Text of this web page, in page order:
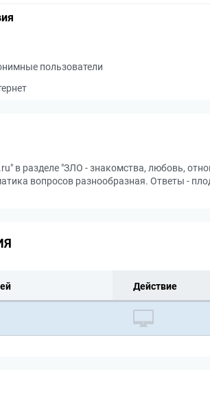
пользователи
в разделе "ЗЛО - знакомства, любовь,
вопросов разнообразная. Ответы -
Действие